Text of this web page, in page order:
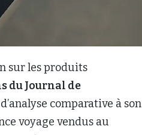
sur les produits
du Journal de
comparative à son
voyage vendus au